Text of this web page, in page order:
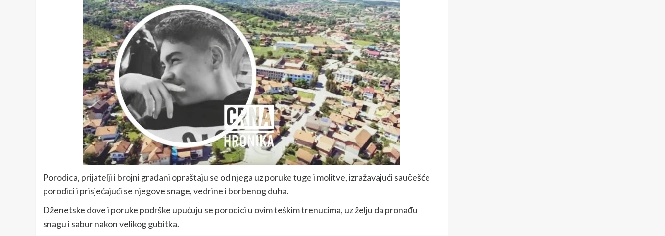
Porodica, prijatelji i brojni građani opraštaju se od njega uz poruke tuge i molitve, izražavajući saučešće
porodici i prisjećajući se njegove snage, vedrine i borbenog duha.
Dženetske dove i poruke podrške upućuju se porodici u ovim teškim trenucima, uz želju da pronađu
snagu i sabur nakon velikog gubitka.